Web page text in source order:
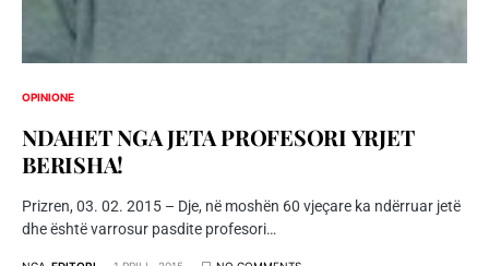
OPINIONE
NDAHET NGA JETA PROFESORI YRJET
BERISHA!
Prizren, 03. 02. 2015 – Dje, në moshën 60 vjeçare ka ndërruar jetë
dhe është varrosur pasdite profesori…